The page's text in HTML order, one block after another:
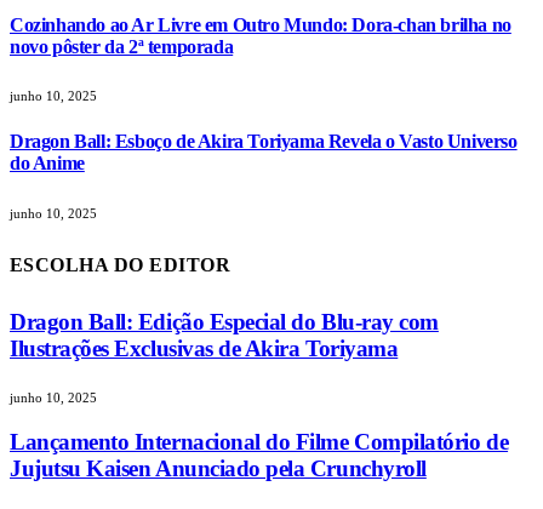
Cozinhando ao Ar Livre em Outro Mundo: Dora-chan brilha no
novo pôster da 2ª temporada
junho 10, 2025
Dragon Ball: Esboço de Akira Toriyama Revela o Vasto Universo
do Anime
junho 10, 2025
ESCOLHA DO EDITOR
Dragon Ball: Edição Especial do Blu-ray com
Ilustrações Exclusivas de Akira Toriyama
junho 10, 2025
Lançamento Internacional do Filme Compilatório de
Jujutsu Kaisen Anunciado pela Crunchyroll